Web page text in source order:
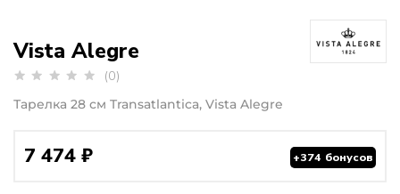
(0)
Vista Alegre
Тарелка 28 см Transatlantica, Vista Alegre
7 474 ₽ +374 бонусов